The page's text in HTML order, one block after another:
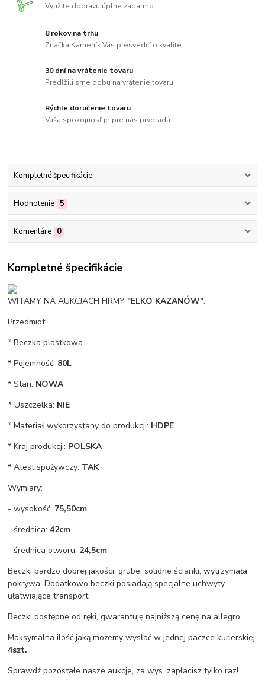
Využite dopravu úplne zadarmo
8 rokov na trhu
Značka Kameník Vás presvedčí o kvalite
30 dní na vrátenie tovaru
Predĺžili sme dobu na vrátenie tovaru
Rýchle doručenie tovaru
Vaša spokojnosť je pre nás prvoradá
Kompletné špecifikácie
Hodnotenie 5
Komentáre 0
Kompletné špecifikácie
WITAMY NA AUKCJACH FIRMY"ELKO KAZANÓW".
Przedmiot:
* Beczka plastkowa
* Pojemność: 80L
* Stan: NOWA
*Uszczelka: NIE
* Materiał wykorzystany do produkcji: HDPE
* Kraj produkcji: POLSKA
* Atest spożywczy: TAK
Wymiary:
- wysokość: 75,50cm
- średnica:42cm
- średnica otworu: 24,5cm
Beczki bardzo dobrej jakości, grube, solidne ścianki, wytrzymała
pokrywa. Dodatkowo beczki posiadają specjalne uchwyty
ułatwiające transport.
Beczki dostępne od ręki, gwarantuję najniższą cenę na allegro.
Maksymalna ilość jaką możemy wysłać w jednej paczce kurierskiej:
4szt.
Sprawdź pozostałe nasze aukcje, za wys. zapłacisz tylko raz!